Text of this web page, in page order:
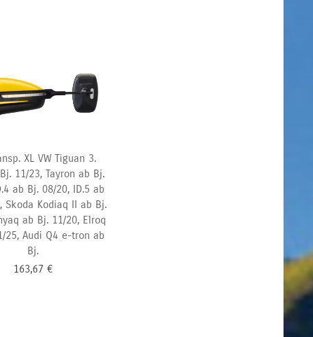
XL VW Tiguan 3.
11/23, Tayron ab Bj.
ab Bj. 08/20, ID.5 ab
Skoda Kodiaq II ab Bj.
ab Bj. 11/20, Elroq
25, Audi Q4 e-tron ab
Bj.
163,67 €